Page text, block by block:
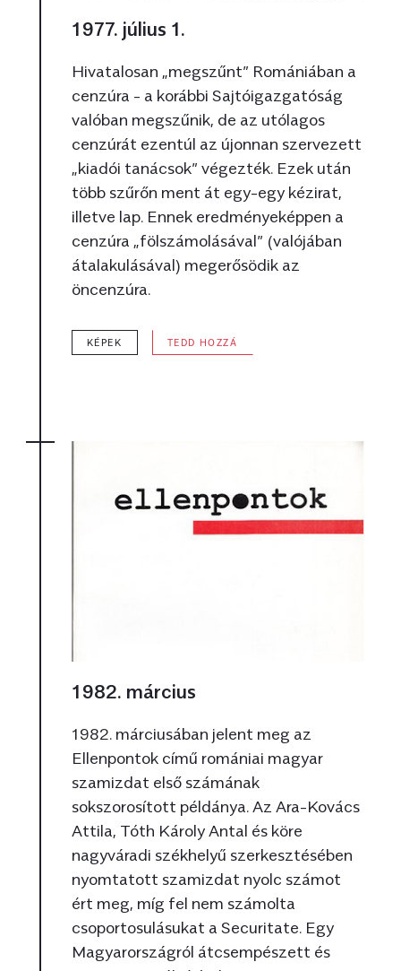
1977. július 1.
Hivatalosan „megszűnt” Romániában a
cenzúra - a korábbi Sajtóigazgatóság
valóban megszűnik, de az utólagos
cenzúrát ezentúl az újonnan szervezett
„kiadói tanácsok” végezték. Ezek után
több szűrőn ment át egy-egy kézirat,
illetve lap. Ennek eredményeképpen a
cenzúra „fölszámolásával” (valójában
átalakulásával) megerősödik az
öncenzúra.
KÉPEK TEDD HOZZÁ
1982. március
1982. márciusában jelent meg az
Ellenpontok című romániai magyar
szamizdat első számának
sokszorosított példánya. Az Ara-Kovács
Attila, Tóth Károly Antal és köre
nagyváradi székhelyű szerkesztésében
nyomtatott szamizdat nyolc számot
ért meg, míg fel nem számolta
csoportosulásukat a Securitate. Egy
Magyarországról átcsempészett és